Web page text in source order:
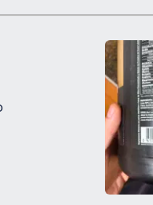
Bajo contenido
Aproximadamente 120 kcal
Presentación